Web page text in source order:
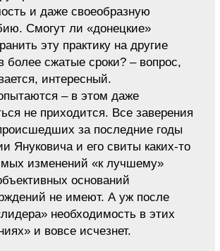
и даже своеобразную
Смогут ли «донецкие»
эту практику на другие
более сжатые сроки? – вопрос,
интересный.
– в этом даже
не приходится. Все заверения
за последние годы
Януковича и его свиты каких-то
изменений «к лучшему»
оснований
не имеют. А уж после
необходимость в этих
и вовсе исчезнет.